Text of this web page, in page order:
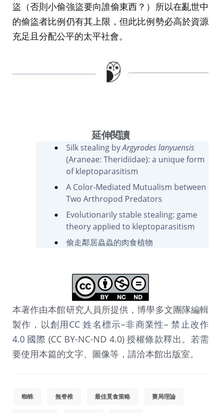
盜（否則小偷強盜要向誰偷東西？）所以在亂世中
的偷盜者比例仍有其上限，但此比例勢必高於資源
充足且分配公平的太平社會。
延伸閱讀
Silk stealing byArgyrodes lanyuensis
(Araneae: Theridiidae): a unique form
of kleptoparasitism
A Color-Mediated Mutualism between
Two Arthropod Predators
Evolutionarily stable stealing: game
theory applied to kleptoparasitism
偷走鄰居蟲蟲的肉食植物
本著作由本館研究人員所提供，博學多文團隊編輯
製作，以創用CC 姓名標示–非商業性– 禁止改作
4.0 國際 (CC BY-NC-ND 4.0) 授權條款釋出。若需
要使用本篇的文字、圖像等，請洽本館出版室。
蜘蛛 無脊椎 最佳覓食策略 賽局理論